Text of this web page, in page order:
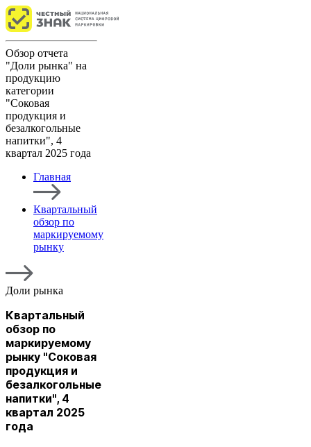
Обзор отчета
"Доли рынка" на
продукцию
категории
"Соковая
продукция и
безалкогольные
напитки", 4
квартал 2025 года
Главная
Квартальный
обзор по
маркируемому
рынку
Доли рынка
Квартальный
обзор по
маркируемому
рынку "Соковая
продукция и
безалкогольные
напитки", 4
квартал 2025
года